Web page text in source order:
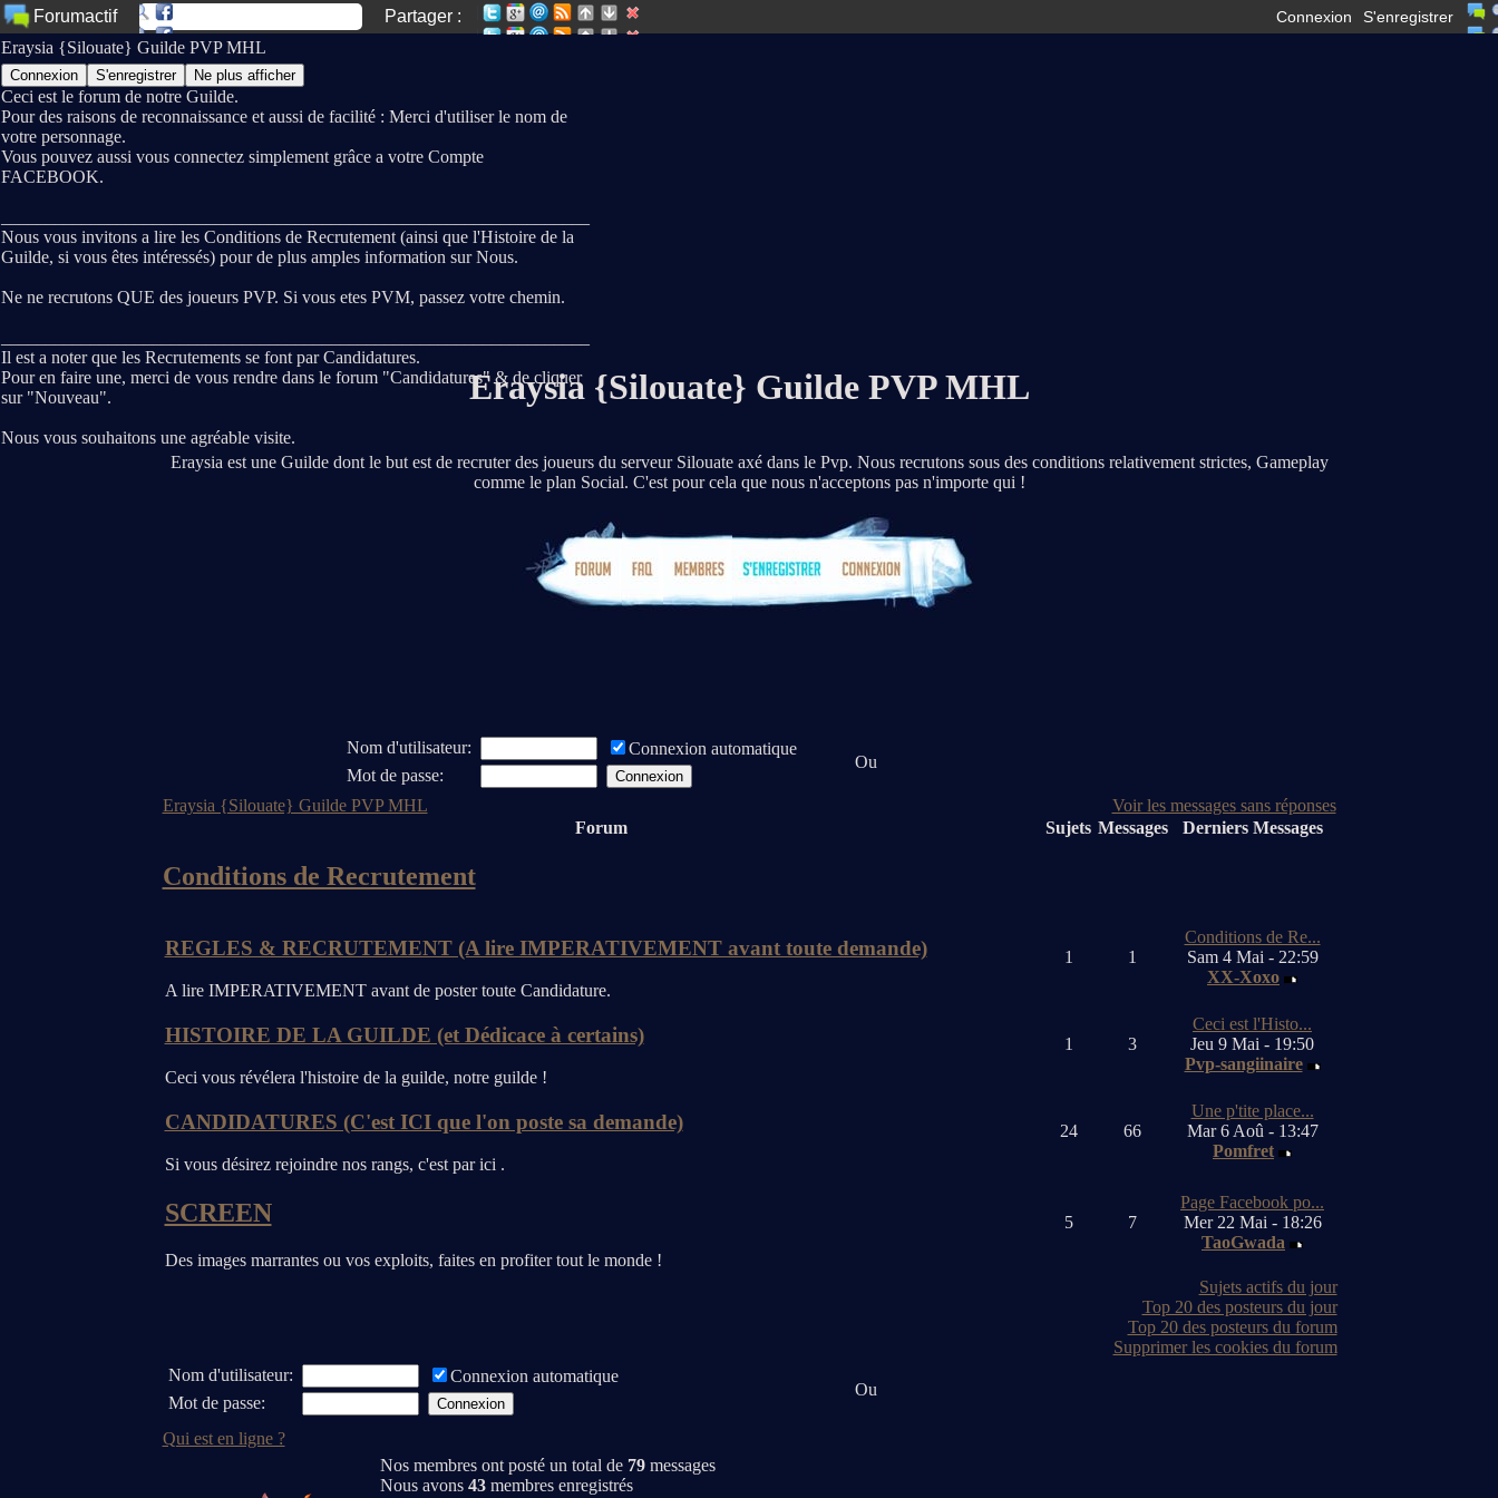
Connexion S'enregistrer
Forumactif
Partager :
Eraysia {Silouate} Guilde PVP MHL
Ceci est le forum de notre Guilde.
Pour des raisons de reconnaissance et aussi de facilité : Merci d'utiliser le nom de
votre personnage.
Vous pouvez aussi vous connectez simplement grâce a votre Compte
FACEBOOK.
Nous vous invitons a lire les Conditions de Recrutement (ainsi que l'Histoire de la
Guilde, si vous êtes intéressés) pour de plus amples information sur Nous.
Ne ne recrutons QUE des joueurs PVP. Si vous etes PVM, passez votre chemin.
Il est a noter que les Recrutements se font par Candidatures.
Pour en faire une, merci de vous rendre dans le forum "Candidatures" & de cliquer
sur "Nouveau".
Nous vous souhaitons une agréable visite.
Eraysia {Silouate} Guilde PVP MHL
Eraysia est une Guilde dont le but est de recruter des joueurs du serveur Silouate axé dans le Pvp. Nous recrutons sous des conditions relativement strictes, Gameplay
comme le plan Social. C'est pour cela que nous n'acceptons pas n'importe qui !
Nom d'utilisateur:
Connexion automatique
Mot de passe:
Ou
Eraysia {Silouate} Guilde PVP MHL
Voir les messages sans réponses
Forum
Sujets Messages Derniers Messages
Conditions de Recrutement
REGLES & RECRUTEMENT (A lire IMPERATIVEMENT avant toute demande)
A lire IMPERATIVEMENT avant de poster toute Candidature.
1 1
Conditions de Re...
Sam 4 Mai - 22:59
XX-Xoxo
HISTOIRE DE LA GUILDE (et Dédicace à certains)
Ceci vous révélera l'histoire de la guilde, notre guilde !
1 3
Ceci est l'Histo...
Jeu 9 Mai - 19:50
Pvp-sangiinaire
CANDIDATURES (C'est ICI que l'on poste sa demande)
Si vous désirez rejoindre nos rangs, c'est par ici .
24 66
Une p'tite place...
Mar 6 Aoû - 13:47
Pomfret
SCREEN
Des images marrantes ou vos exploits, faites en profiter tout le monde !
5 7
Page Facebook po...
Mer 22 Mai - 18:26
TaoGwada
Sujets actifs du jour
Top 20 des posteurs du jour
Top 20 des posteurs du forum
Supprimer les cookies du forum
Nom d'utilisateur:
Connexion automatique
Mot de passe:
Ou
Qui est en ligne ?
Nos membres ont posté un total de 79messages
Nous avons 43membres enregistrés